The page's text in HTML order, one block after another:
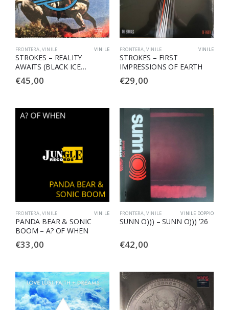
VINILE
FRONTERA,VINILE
STROKES – REALITY
AWAITS (BLACK ICE
GLITTER)
€45,00
VINILE
FRONTERA,VINILE
STROKES – FIRST
IMPRESSIONS OF EARTH
€29,00
VINILE
FRONTERA,VINILE
PANDA BEAR & SONIC
BOOM – A? OF WHEN
€33,00
VINILE DOPPIO
FRONTERA,VINILE
SUNN O))) – SUNN O))) ’26
€42,00